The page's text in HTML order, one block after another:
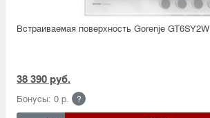
Встраиваемая поверхность Gorenje GT6SY2W
38 390 руб.
Бонусы: 0 р. ?